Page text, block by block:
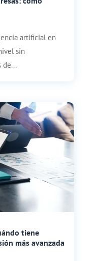
artificial en
sin
de...
tiene
más avanzada